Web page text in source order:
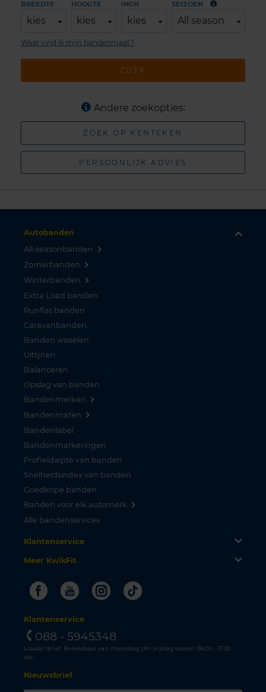
BREEDTE
kies
HOOGTE
kies
INCH
kies
SEIZOEN
All season
ZOEK
Waar vind ik mijn bandenmaat?
Andere zoekopties:
ZOEK OP KENTEKEN
PERSOONLIJK ADVIES
Autobanden
All-seasonbanden
Zomerbanden
Winterbanden
Extra Load banden
Runflat banden
Caravanbanden
Banden wisselen
Uitlijnen
Balanceren
Opslag van banden
Bandenmerken
Bandenmaten
Bandenlabel
Bandenmarkeringen
Profieldiepte van banden
Snelheidsindex van banden
Goedkope banden
Banden voor elk automerk
Alle bandenservices
Klantenservice
Meer KwikFit
FacebookYoutubeInstagram
Tiktok
Klantenservice
088 - 5945348
Lokaal tarief. Bereikbaar van maandag t/m vrijdag tussen 08.00 - 17.30
uur.
Nieuwsbrief